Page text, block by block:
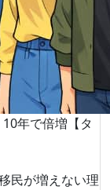
年で倍増【タ
民が増えない理